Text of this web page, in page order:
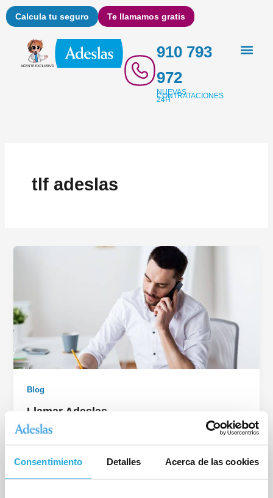
Consentimiento Detalles Acerca de las cookies
Calcula tu seguro Te llamamos gratis
910 793
972
NUEVAS
CONTRATACIONES
24H
tlf adeslas
Blog
Llamar Adeslas
Deja un comentario
para resolver una duda sobre tu seguro de salud o […]